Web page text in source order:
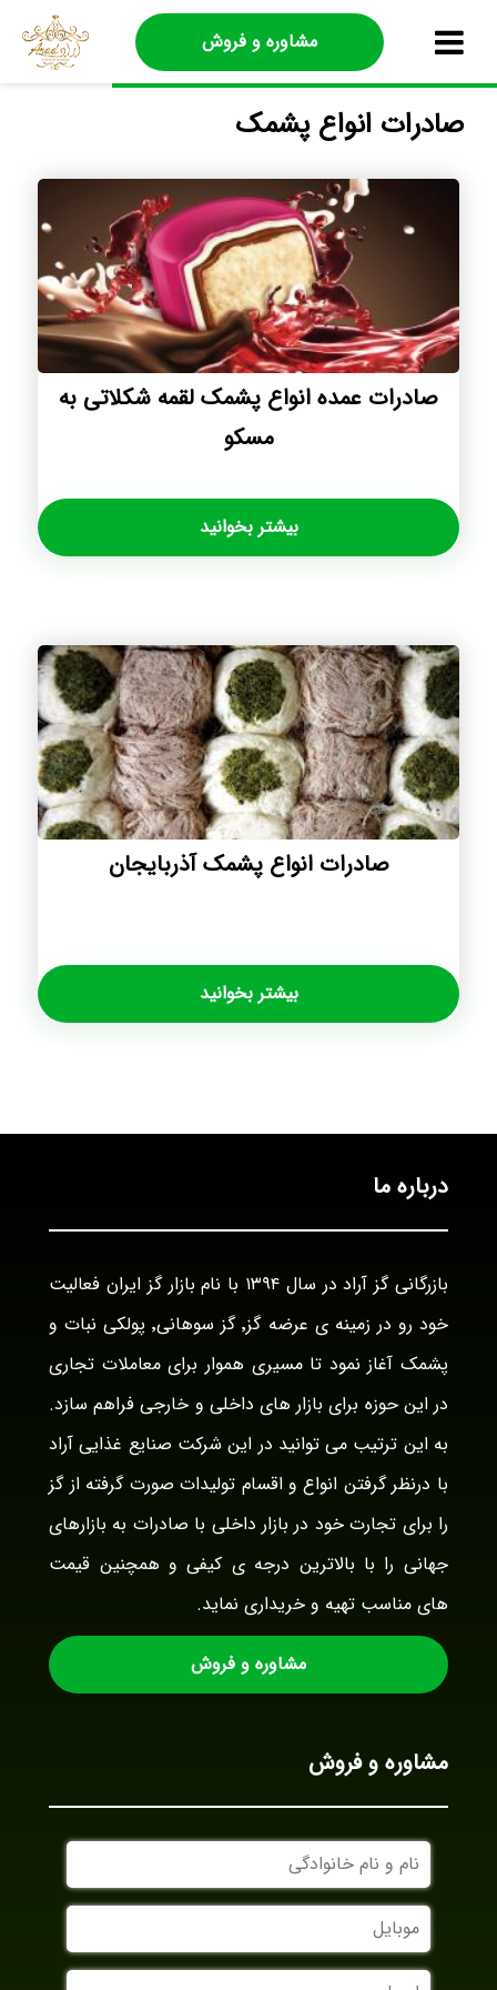
مشاوره و فروش
صادرات انواع پشمک
صادرات عمده انواع پشمک لقمه شکلاتی به
مسکو
بیشتر بخوانید
صادرات انواع پشمک آذربایجان
بیشتر بخوانید
درباره ما
بازرگانی گز آراد در سال ۱۳۹۴ با نام بازار گز ایران فعالیت
خود رو در زمینه ی عرضه گز٬ گز سوهانی٬ پولکی نبات و
پشمک آغاز نمود تا مسیری هموار برای معاملات تجاری
در این حوزه برای بازار های داخلی و خارجی فراهم سازد.
به این ترتیب می توانید در این شرکت صنایع غذایی آراد
با درنظر گرفتن انواع و اقسام تولیدات صورت گرفته از گز
را برای تجارت خود در بازار داخلی با صادرات به بازارهای
جهانی را با بالاترین درجه ی کیفی و همچنین قیمت
های مناسب تهیه و خریداری نماید.
مشاوره و فروش
مشاوره و فروش
نام
و
نام
خانوادگی
موبایل
ایمیل